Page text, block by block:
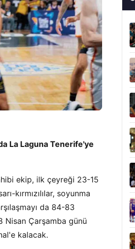
La Laguna Tenerife'ye
ekip, ilk çeyreği 23-15
kırmızılılar, soyunma
da 84-83
Nisan Çarşamba günü
kalacak.